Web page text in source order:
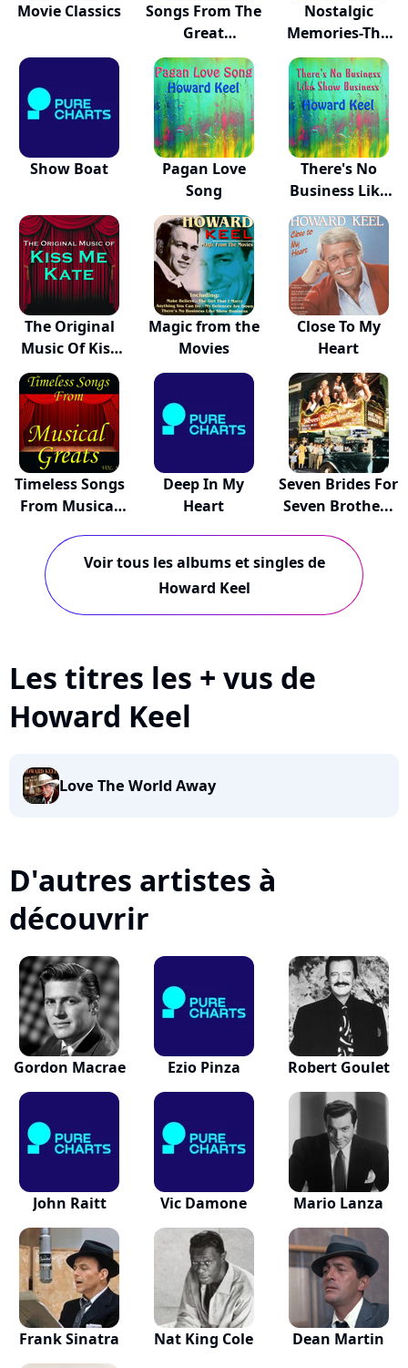
Movie Classics
Songs From The
Great
Musicals...
Nostalgic
Memories-The
Very B...
Show Boat
Pagan Love
Song
There's No
Business Like
Show...
The Original
Music Of Kiss
Me...
Magic from the
Movies
Close To My
Heart
Timeless Songs
From Musical
Deep In My
Heart
Seven Brides For
Seven Brothe...
Voir tous les albums et singles de
Howard Keel
Les titres les + vus de
Howard Keel
Love The World Away
D'autres artistes à
découvrir
Gordon Macrae Ezio Pinza Robert Goulet
John Raitt Vic Damone Mario Lanza
Frank Sinatra Nat King Cole Dean Martin